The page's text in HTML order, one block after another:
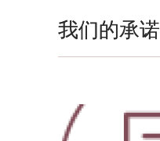
我们的承诺